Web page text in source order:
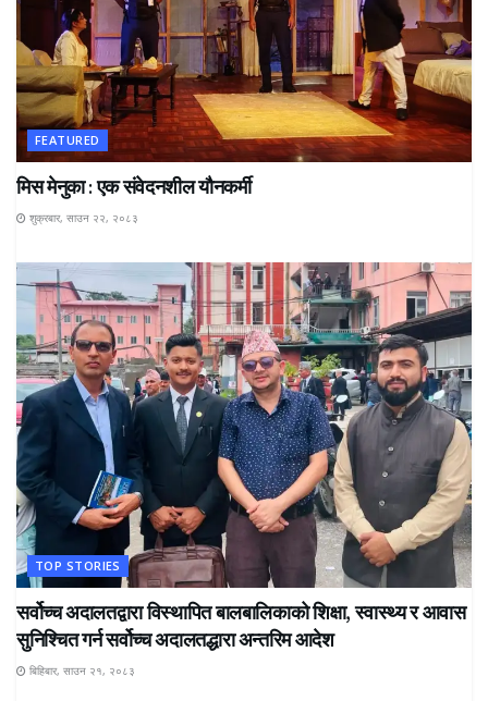
FEATURED
मिस मेनुका : एक संवेदनशील यौनकर्मी
शुक्रबार, साउन २२, २०८३
TOP STORIES
सर्वोच्च अदालतद्वारा विस्थापित बालबालिकाको शिक्षा, स्वास्थ्य र आवास
सुनिश्चित गर्न सर्वोच्च अदालतद्धारा अन्तरिम आदेश
बिहिबार, साउन २१, २०८३